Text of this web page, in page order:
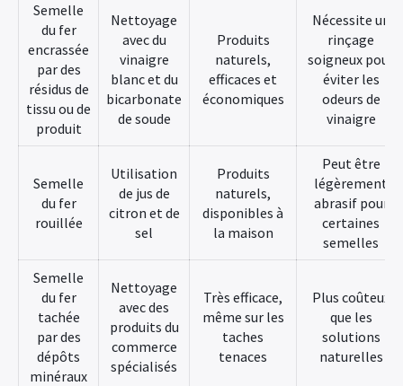
Semelle
du fer
encrassée
par des
résidus de
tissu ou de
produit
Nettoyage
avec du
vinaigre
blanc et du
bicarbonate
de soude
Produits
naturels,
efficaces et
économiques
Nécessite un
rinçage
soigneux pour
éviter les
odeurs de
vinaigre
Semelle
du fer
rouillée
Utilisation
de jus de
citron et de
sel
Produits
naturels,
disponibles à
la maison
Peut être
légèrement
abrasif pour
certaines
semelles
Semelle
du fer
tachée
par des
dépôts
minéraux
Nettoyage
avec des
produits du
commerce
spécialisés
Très efficace,
même sur les
taches
tenaces
Plus coûteux
que les
solutions
naturelles
×